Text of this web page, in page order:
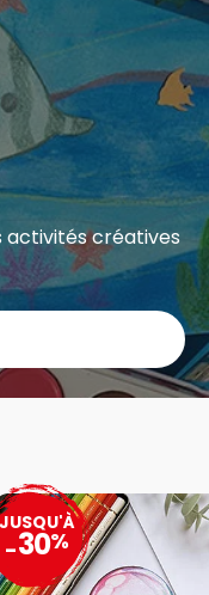
activités créatives
JUSQU'À
-30%